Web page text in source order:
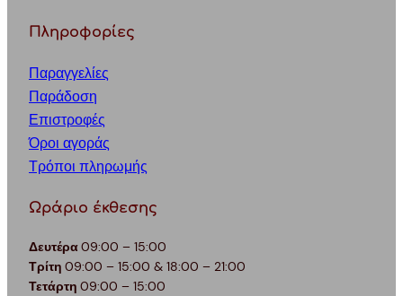
Πληροφορίες
Παραγγελίες
Παράδοση
Επιστροφές
Όροι αγοράς
Τρόποι πληρωμής
Ωράριο έκθεσης
Δευτέρα09:00 – 15:00
Τρίτη 09:00 – 15:00 & 18:00 – 21:00
Τετάρτη 09:00 – 15:00